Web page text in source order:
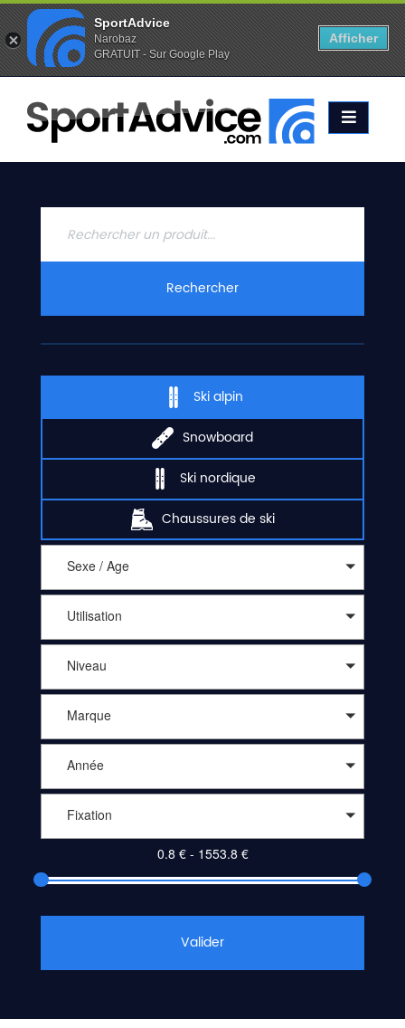
Favoris (0) Alertes (0)
ACCUEIL
SKIS
2020
CONTACT
Rechercher
Ski alpin
Snowboard
Ski nordique
Chaussures de ski
Sexe / Age
Utilisation
Niveau
Marque
Année
Fixation
Valider
SportAdvice
Narobaz
GRATUIT - Sur Google Play
Afficher